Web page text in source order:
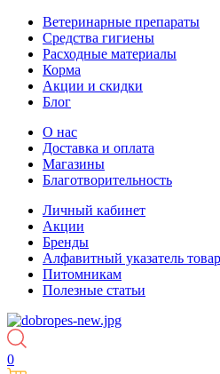
Ветeринарные препараты
Средства гигиены
Расходные материалы
Корма
Акции и скидки
Блог
О нас
Доставка и оплата
Магазины
Благотворительность
Личный кабинет
Акции
Бренды
Алфавитный указатель
Питомникам
Полезные статьи
0